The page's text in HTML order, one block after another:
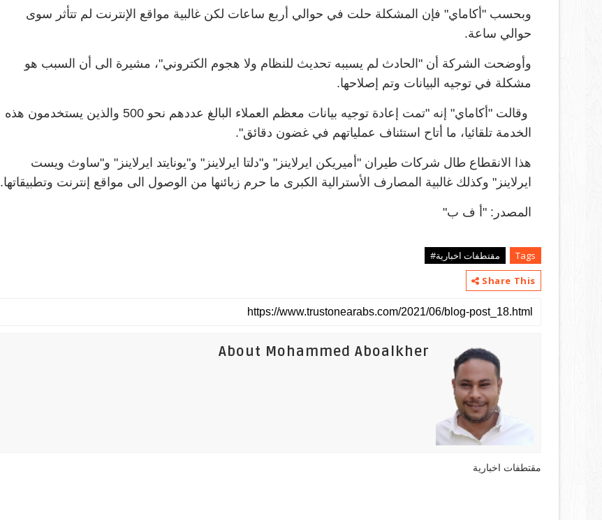
وبحسب "أكاماي" فإن المشكلة حلت في حوالي أربع ساعات لكن غالبية مواقع الإنترنت لم تتأثر سوى
حوالي ساعة.
وأوضحت الشركة أن "الحادث لم يسببه تحديث للنظام ولا هجوم الكتروني"، مشيرة الى أن السبب هو
مشكلة في توجيه البيانات وتم إصلاحها.
وقالت "أكاماي" إنه "تمت إعادة توجيه بيانات معظم العملاء البالغ عددهم نحو 500 والذين يستخدمون هذه
الخدمة تلقائيا، ما أتاح استئناف عملياتهم في غضون دقائق".
هذا الانقطاع طال شركات طيران "أميريكن ايرلاينز" و"دلتا ايرلاينز" و"يونايتد ايرلاينز" و"ساوث ويست
ايرلاينز" وكذلك غالبية المصارف الأسترالية الكبرى ما حرم زبائنها من الوصول الى مواقع إنترنت وتطبيقاتها.
المصدر: "أ ف ب"
Tags
مقتطفات اخبارية#
Share This
About Mohammed Aboalkher
مقتطفات اخبارية